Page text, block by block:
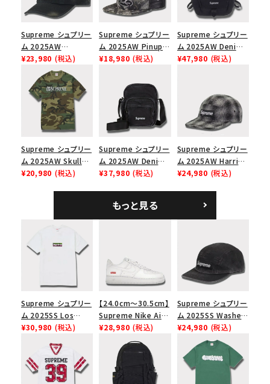
Supreme シュプリー
ム 2025AW
Overdyed Camp
Cap オーバーダイド
キャンプキャップ ブ
ラック
¥23,980 (税込)
Supreme シュプリー
ム 2025AW Pinup
Mesh Back 5-Panel
ュバック 5パネルキャ
ップ トゥルーティン
バーHTC フォールカ
¥18,980 (税込)
Supreme シュプリー
ム 2025AW Denim
Backpack デニム バ
¥47,980 (税込)
Supreme シュプリー
ム 2025AW Skull
Tee スカル Tシャ
¥20,980 (税込)
Supreme シュプリー
ム 2025AW Denim
Shoulder Bag デニ
¥37,980 (税込)
Supreme シュプリー
ム 2025AW Harris
Tweed Camp Cap
¥24,980 (税込)
もっと見る
Supreme シュプリー
ム 2025SS Los
Angeles Fire Relief
イヤーリリーフボック
スロゴTシャツ ホワ
イト 白
¥30,980 (税込)
【24.0cm～30.5cm】
Supreme Nike Air
Force 1 Low シュプ
リーム ナイキエアフォ
ース１スニーカー シ
ューズ ホワイト
¥28,980 (税込)
Supreme シュプリー
ム 2025SS Washed
Chino Twill Camp
Cap ウォッシュチノツ
イルキャンプキャップ
ブラック 黒
¥24,980 (税込)